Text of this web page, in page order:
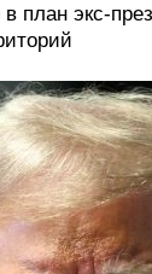
экс-